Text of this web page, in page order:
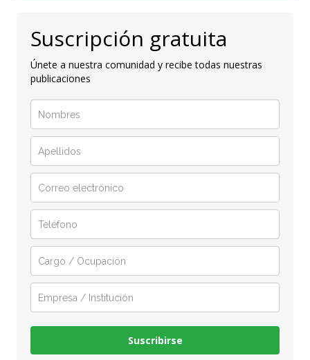
Suscripción gratuita
Únete a nuestra comunidad y recibe todas nuestras
publicaciones
Suscribirse